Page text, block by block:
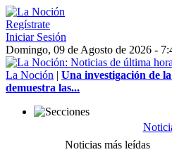
Regístrate
Iniciar Sesión
Domingo, 09 de Agosto de 2026 -
La Noción | Una investigación de
demuestra las...
Noticias más leídas